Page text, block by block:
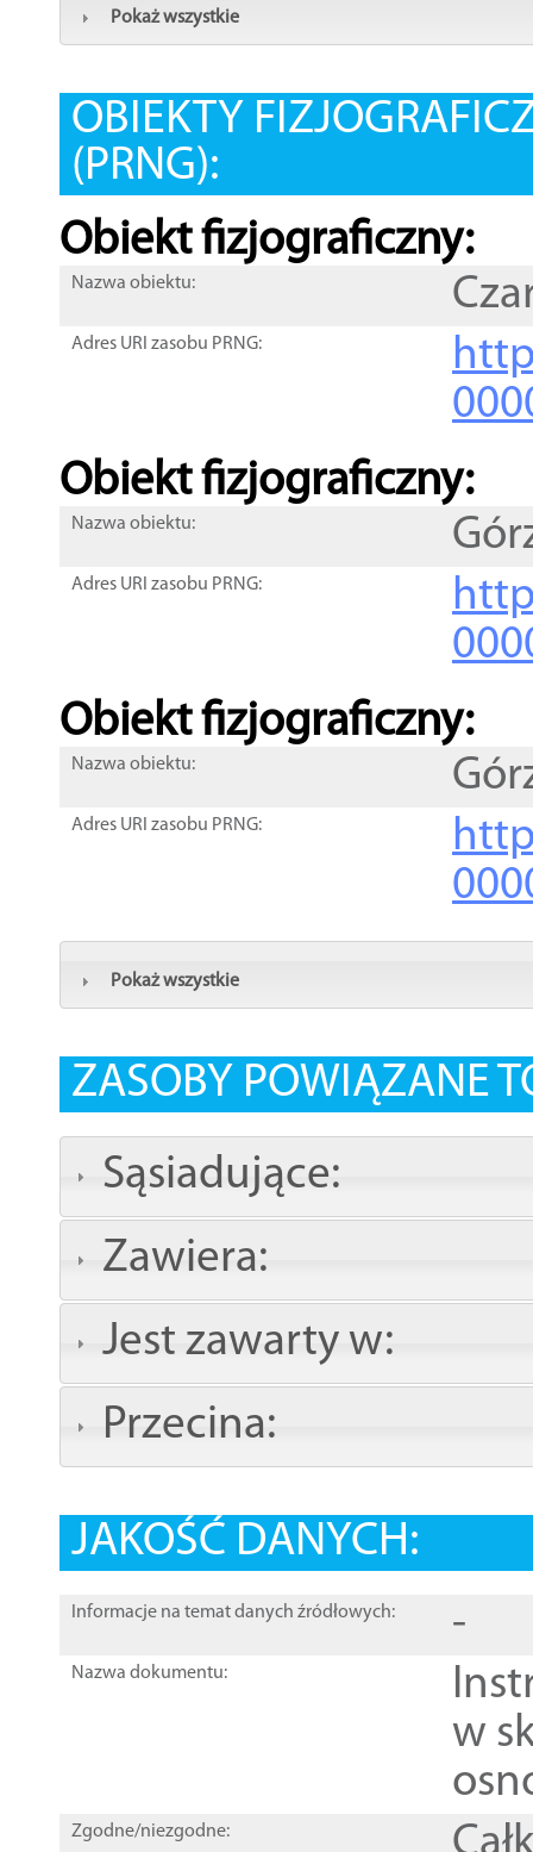
Pokaż wszystkie
OBIEKTY
(PRNG):
Obiekt fizjograficzny:
Nazwa obiektu:
Adres URI zasobu PRNG:
Obiekt fizjograficzny:
Nazwa obiektu:
Adres URI zasobu PRNG:
Obiekt fizjograficzny:
Nazwa obiektu:
Adres URI zasobu PRNG:
Pokaż wszystkie
ZASOBY POWIĄZANE
Sąsiadujące:
Zawiera:
Jest zawarty w:
Przecina:
JAKOŚĆ DANYCH:
Informacje na temat danych źródłowych: -
Nazwa dokumentu:
w
Zgodne/niezgodne: